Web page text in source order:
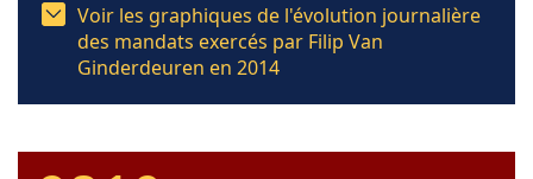
Voir les graphiques de l'évolution journalière
des mandats exercés par Filip Van
Ginderdeuren en 2014